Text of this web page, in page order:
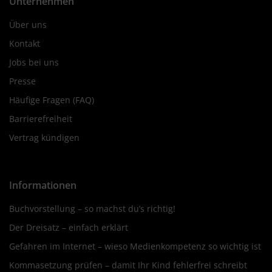
Über uns
Kontakt
Jobs bei uns
Presse
Häufige Fragen (FAQ)
Barrierefreiheit
Vertrag kündigen
Informationen
Buchvorstellung – so machst du’s richtig!
Der Dreisatz – einfach erklärt
Gefahren im Internet – wieso Medienkompetenz so wichtig ist
Kommasetzung prüfen – damit Ihr Kind fehlerfrei schreibt